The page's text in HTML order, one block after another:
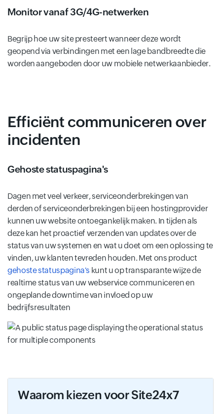
Monitor vanaf 3G/4G-netwerken
Begrijp hoe uw site presteert wanneer deze wordt
geopend via verbindingen met een lage bandbreedte die
worden aangeboden door uw mobiele netwerkaanbieder.
Efficiënt communiceren over
incidenten
Gehoste statuspagina's
Dagen met veel verkeer, serviceonderbrekingen van
derden of serviceonderbrekingen bij een hostingprovider
kunnen uw website ontoegankelijk maken. In tijden als
deze kan het proactief verzenden van updates over de
status van uw systemen en wat u doet om een ​​oplossing te
vinden, uw klanten tevreden houden. Met ons product
gehoste statuspagina's kunt u op transparante wijze de
realtime status van uw webservice communiceren en
ongeplande downtime van invloed op uw
bedrijfsresultaten
Waarom kiezen voor Site24x7